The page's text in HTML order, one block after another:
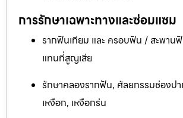
การรักษาเฉพาะทางและซ่อมแซม
รากฟันเทียม และ ครอบฟัน / สะพาน
แทนที่สูญเสีย
รักษาคลองรากฟัน, ศัลยกรรมช่องปา
เหงือก, เหงือกร่น